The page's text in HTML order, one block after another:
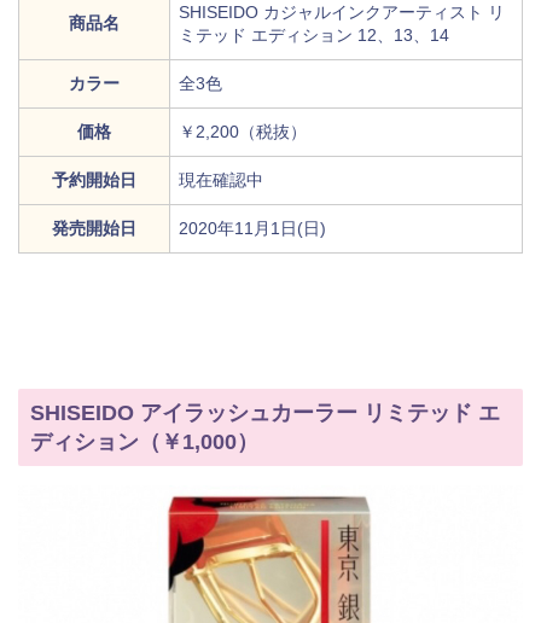
商品名
SHISEIDO カジャルインクアーティスト リ
ミテッド エディション 12、13、14
カラー 全3色
価格 ￥2,200（税抜）
予約開始日 現在確認中
発売開始日 2020年11月1日(日)
SHISEIDO アイラッシュカーラー リミテッド エ
ディション（￥1,000）